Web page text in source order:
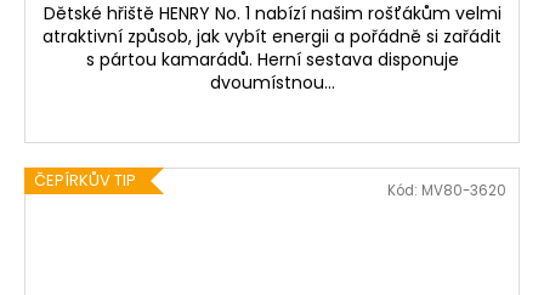
Dětské hřiště HENRY No. 1 nabízí našim rošťákům velmi
atraktivní způsob, jak vybít energii a pořádně si zařádit
s pártou kamarádů. Herní sestava disponuje
dvoumístnou...
ČEPÍRKŮV TIP Kód: MV80-3620